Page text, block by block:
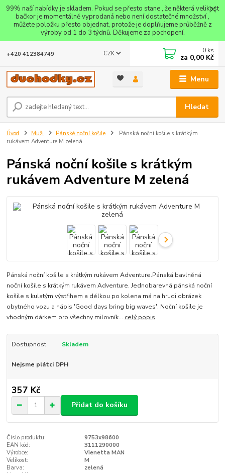
99% naší nabídky je skladem. Pokud se přesto stane , že některá velikost
bačkor je momentálně vyprodaná nebo není dostatečné množství ,
můžete položku přesto objednat, protože je doplňujeme průběžně z
výroby od 1 do 3 týdnů. Děkujeme za pochopení.
Menu
CZK
Hledat
+420 412384749 0 ks
za 0,00 Kč
Úvod Muži Pánské noční košile
Pánská noční košile s krátkým
rukávem Adventure M zelená
Pánská noční košile s krátkým
rukávem Adventure M zelená
Pánská noční košile s krátkým rukávem Adventure.Pánská bavlněná
noční košile s krátkým rukávem Adventure. Jednobarevná pánská noční
košile s kulatým výstřihem a délkou po kolena má na hrudi obrázek
obytného vozu a nápis 'Good days bring big waves'. Noční košile je
vhodným dárkem pro všechny milovník... celý popis
Dostupnost Skladem
Nejsme plátci DPH
357 Kč
Přidat do košíku
Číslo produktu:
9753x98600
EAN kód:
3111290000
Výrobce:
Vienetta MAN
Velikost:
M
Barva:
zelená